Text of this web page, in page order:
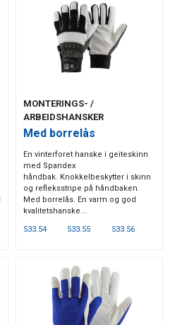
MONTERINGS- /
ARBEIDSHANSKER
Med borrelås
En vinterforet hanske i geiteskinn
med Spandex
håndbak. Knokkelbeskytter i skinn
og refleksstripe på håndbaken.
Med borrelås. En varm og god
kvalitetshanske...
533.54
533.55 533.56